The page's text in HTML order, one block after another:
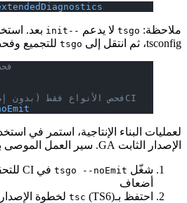
ملاحظة:tsgoلا يدعم--init بعد.
tsconfig، ثم انتقل إلى
tsgoللتجميع وفحص
#
# فحص الأنواع فقط (بدون إصدار) — مفيد لـCI
الإصدار الثابت GA. سير العمل الموصى به:
شغّل tsgo --noEmit
أضعاف
احتفظ بـ
tsc(TS6) لخطوة الإصدار حتى GA لـTS7